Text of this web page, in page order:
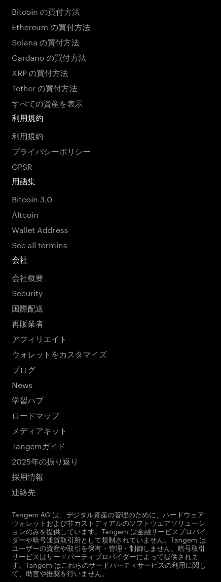
Bitcoin の買付方法
Ethereum の買付方法
Solana の買付方法
Cardano の買付方法
XRP の買付方法
Tether の買付方法
すべての資産を表示
利用規約
利用規約
プライバシーポリシー
GPSR
用語集
Bitcoin 3.0
Altcoin
Wallet Address
See all termins
会社
会社概要
Security
国際配送
再販業者
アフィリエイト
ウォレットをカスタマイズ
ブログ
News
学習ハブ
ロードマップ
メディアキット
Tangemガイド
2025年の振り返り
採用情報
連絡先
Tangem AG は、デジタル資産の管理のために、ハードウェア
ウォレットおよび非カストディアルのソフトウェアソリューシ
ョンのみを提供しています。Tangem は金融サービスプロバイ
ダーや暗号通貨取引所として規制されていません。Tangem は
ユーザーの資産や取引を保有・管理・制御しません。暗号取引
サービスはサードパーティプロバイダーによって提供されま
す。Tangem はこれらのサードパーティサービスの利用に関し
て、助言や推奨を行いません。